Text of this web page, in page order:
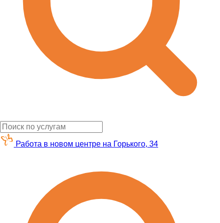
Работа в новом центре на Горького, 34